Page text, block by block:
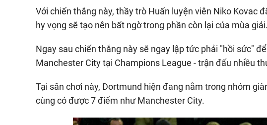
Với chiến thắng này, thầy trò Huấn luyện viên Niko Kovac
hy vọng sẽ tạo nên bất ngờ trong phần còn lại của mùa giải.
Ngay sau chiến thắng này sẽ ngay lập tức phải "hồi sức"
Manchester City tại Champions League - trận đấu nhiều
Tại sân chơi này, Dortmund hiện đang nằm trong nhóm
cùng có được 7 điểm như Manchester City.